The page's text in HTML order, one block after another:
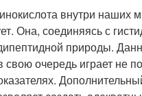
внутри наших
Она, соединяясь с
природы.
свою очередь играет не